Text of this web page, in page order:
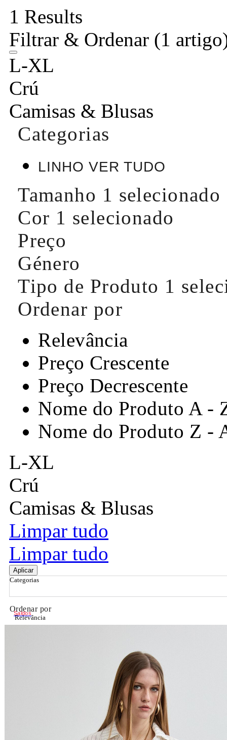
1 Results
Filtrar & Ordenar (1
L-XL
Crú
Camisas & Blusas
Categorias
LINHO VER TUDO
Tamanho 1 selecionado
Cor 1 selecionado
Preço
Género
Tipo de Produto 1
Ordenar por
Relevância
Preço Crescente
Preço Decrescente
Nome do Produto A -
Nome do Produto Z -
L-XL
Crú
Camisas & Blusas
Limpar tudo
Limpar tudo
Aplicar
Categorias
Ordenar por
Relevância
Saldos